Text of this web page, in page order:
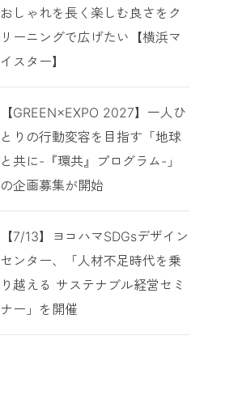
おしゃれを長く楽しむ良さをク
リーニングで広げたい【横浜マ
イスター】
【GREEN×EXPO 2027】一人ひ
とりの行動変容を目指す「地球
と共に-『環共』プログラム-」
の企画募集が開始
【7/13】ヨコハマSDGsデザイン
センター、「人材不足時代を乗
り越える サステナブル経営セミ
ナー」を開催